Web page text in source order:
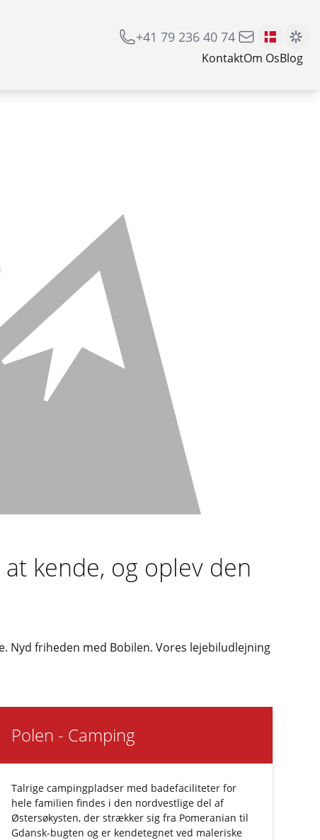
+41 79 236 40 74
KontaktOm OsBlog
kende, og oplev den
Nyd friheden med Bobilen. Vores lejebiludlejning
Polen - Camping
Talrige campingpladser med badefaciliteter for
hele familien findes i den nordvestlige del af
Østersøkysten, der strækker sig fra Pomeranian til
Gdansk-bugten og er kendetegnet ved maleriske